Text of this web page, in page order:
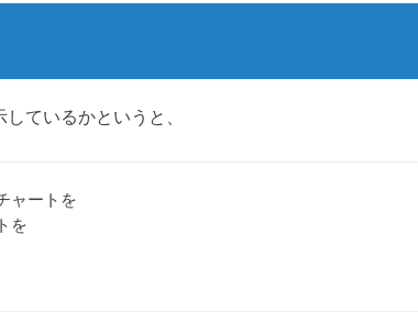
ているかというと、
ャートを
を